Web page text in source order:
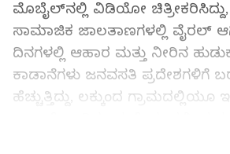
ಮೊಬೈಲ್‌ನಲ್ಲಿ ವಿಡಿಯೋ ಚಿತ್ರೀಕರಿಸಿದ್ದು,
ಸಾಮಾಜಿಕ ಜಾಲತಾಣಗಳಲ್ಲಿ ವೈರಲ್
ದಿನಗಳಲ್ಲಿ ಆಹಾರ ಮತ್ತು ನೀರಿನ
ಕಾಡಾನೆಗಳು ಜನವಸತಿ ಪ್ರದೇಶಗಳಿಗೆ
ಹೆಚ್ಚುತ್ತಿದ್ದು, ಲಕ್ಕುಂದ